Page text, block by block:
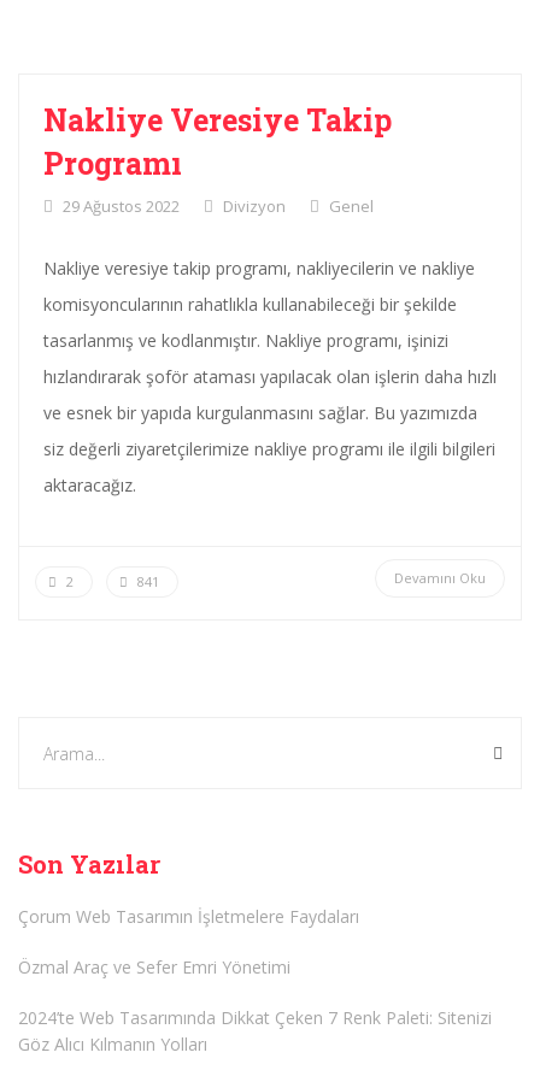
Nakliye Veresiye Takip
Programı
29 Ağustos 2022 Divizyon Genel
Nakliye veresiye takip programı, nakliyecilerin ve nakliye
komisyoncularının rahatlıkla kullanabileceği bir şekilde
tasarlanmış ve kodlanmıştır. Nakliye programı, işinizi
hızlandırarak şoför ataması yapılacak olan işlerin daha hızlı
ve esnek bir yapıda kurgulanmasını sağlar. Bu yazımızda
siz değerli ziyaretçilerimize nakliye programı ile ilgili bilgileri
aktaracağız.
Devamını Oku
2 841
Son Yazılar
Çorum Web Tasarımın İşletmelere Faydaları
Özmal Araç ve Sefer Emri Yönetimi
2024’te Web Tasarımında Dikkat Çeken 7 Renk Paleti: Sitenizi
Göz Alıcı Kılmanın Yolları